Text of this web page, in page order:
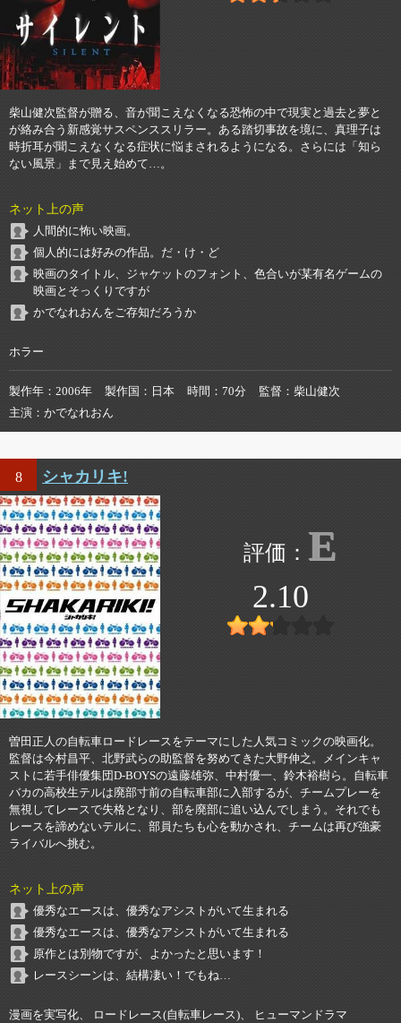
柴山健次監督が贈る、音が聞こえなくなる恐怖の中で現実と過去と夢と
が絡み合う新感覚サスペンススリラー。ある踏切事故を境に、真理子は
時折耳が聞こえなくなる症状に悩まされるようになる。さらには「知ら
ない風景」まで見え始めて…。
ネット上の声
人間的に怖い映画。
個人的には好みの作品。だ・け・ど
映画のタイトル、ジャケットのフォント、色合いが某有名ゲームの
映画とそっくりですが
かでなれおんをご存知だろうか
ホラー
製作年 2006年 製作国 日本 時間 70分 監督
柴山健次
主演
かでなれおん
8 シャカリキ!
E
2.10
曽田正人の自転車ロードレースをテーマにした人気コミックの映画化。
監督は今村昌平、北野武らの助監督を努めてきた大野伸之。メインキャ
ストに若手俳優集団D-BOYSの遠藤雄弥、中村優一、鈴木裕樹ら。自転車
バカの高校生テルは廃部寸前の自転車部に入部するが、チームプレーを
無視してレースで失格となり、部を廃部に追い込んでしまう。それでも
レースを諦めないテルに、部員たちも心を動かされ、チームは再び強豪
ライバルへ挑む。
ネット上の声
優秀なエースは、優秀なアシストがいて生まれる
優秀なエースは、優秀なアシストがいて生まれる
原作とは別物ですが、よかったと思います！
レースシーンは、結構凄い！でもね…
漫画を実写化、 ロードレース(自転車レース)、 ヒューマンドラマ